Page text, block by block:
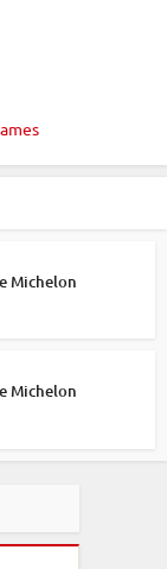
Michelon
Michelon